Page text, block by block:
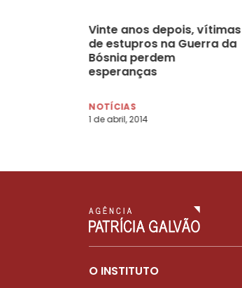
Vinte anos depois, vítimas
de estupros na Guerra da
Bósnia perdem
esperanças
NOTÍCIAS
1 de abril, 2014
O INSTITUTO